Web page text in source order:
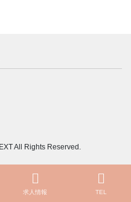
All Rights Reserved.
求人情報 TEL